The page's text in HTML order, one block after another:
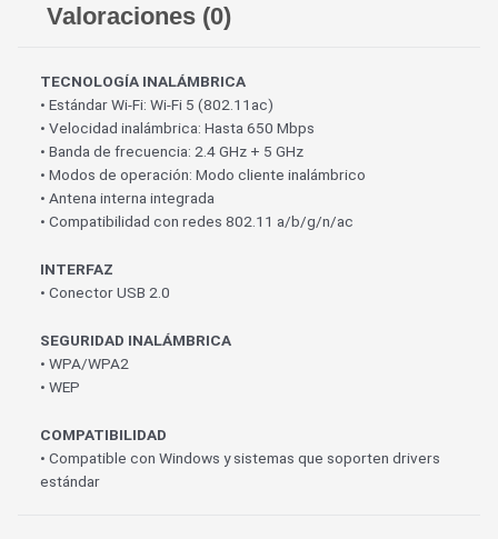
Valoraciones (0)
TECNOLOGÍA INALÁMBRICA
• Estándar Wi-Fi: Wi-Fi 5 (802.11ac)
• Velocidad inalámbrica: Hasta 650 Mbps
• Banda de frecuencia: 2.4 GHz + 5 GHz
• Modos de operación: Modo cliente inalámbrico
• Antena interna integrada
• Compatibilidad con redes 802.11 a/b/g/n/ac
INTERFAZ
• Conector USB 2.0
SEGURIDAD INALÁMBRICA
• WPA/WPA2
• WEP
COMPATIBILIDAD
• Compatible con Windows y sistemas que soporten drivers
estándar